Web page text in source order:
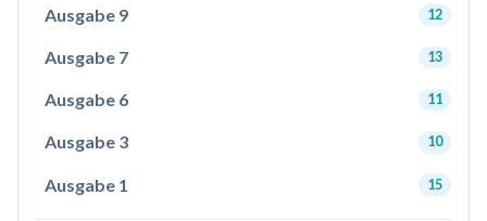
Ausgabe 9 12
Ausgabe 7 13
Ausgabe 6 11
Ausgabe 3 10
Ausgabe 1 15